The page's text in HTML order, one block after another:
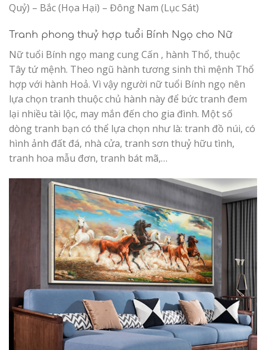
Quỷ) – Bắc (Họa Hại) – Đông Nam (Lục Sát)
Tranh phong thuỷ hợp tuổi Bính Ngọ cho Nữ
Nữ tuổi Bính ngọ mang cung Cấn , hành Thổ, thuộc
Tây tứ mệnh. Theo ngũ hành tương sinh thì mệnh Thổ
hợp với hành Hoả. Vì vậy người nữ tuổi Bính ngọ nên
lựa chọn tranh thuộc chủ hành này để bức tranh đem
lại nhiều tài lộc, may mắn đến cho gia đình. Một số
dòng tranh bạn có thể lựa chọn như là: tranh đồ núi, có
hình ảnh đất đá, nhà cửa, tranh sơn thuỷ hữu tình,
tranh hoa mẫu đơn, tranh bát mã,…